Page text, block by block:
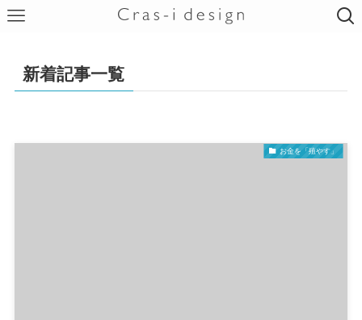
新着記事一覧
お金を「殖やす」